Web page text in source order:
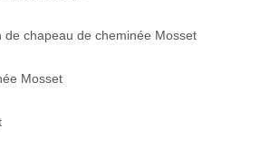
de chapeau de cheminée Mosset
Mosset